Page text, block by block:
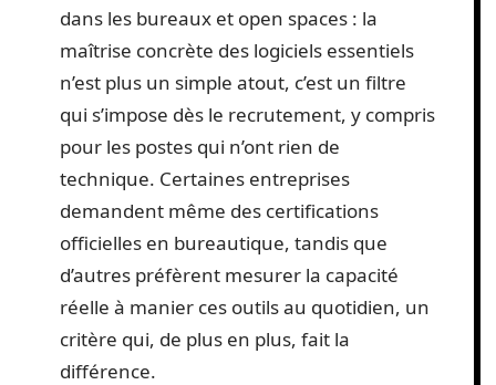
dans les bureaux et open spaces : la
maîtrise concrète des logiciels essentiels
n’est plus un simple atout, c’est un filtre
qui s’impose dès le recrutement, y compris
pour les postes qui n’ont rien de
technique. Certaines entreprises
demandent même des certifications
officielles en bureautique, tandis que
d’autres préfèrent mesurer la capacité
réelle à manier ces outils au quotidien, un
critère qui, de plus en plus, fait la
différence.